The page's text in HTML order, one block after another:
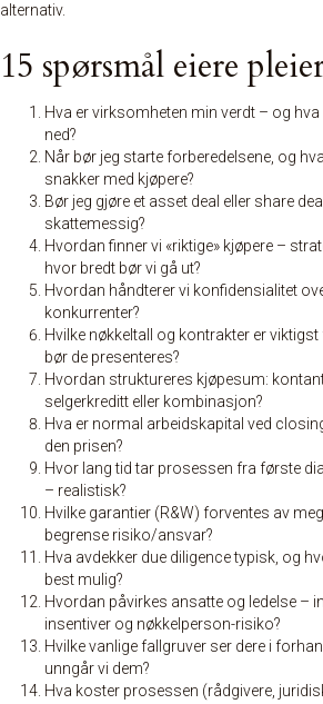
alternativ.
15 spørsmål eiere
Hva er virksomheten min verdt – og
ned?
Når bør jeg starte forberedelsene, og
snakker med kjøpere?
Bør jeg gjøre et asset deal eller share
skattemessig?
Hvordan finner vi «riktige» kjøpere –
hvor bredt bør vi gå ut?
Hvordan håndterer vi konfidensialitet
konkurrenter?
Hvilke nøkkeltall og kontrakter er
bør de presenteres?
Hvordan struktureres kjøpesum:
selgerkreditt eller kombinasjon?
Hva er normal arbeidskapital ved
den prisen?
Hvor lang tid tar prosessen fra første
– realistisk?
Hvilke garantier (R&W) forventes av
begrense risiko/ansvar?
Hva avdekker due diligence typisk, og
best mulig?
Hvordan påvirkes ansatte og ledelse –
insentiver og nøkkelperson-risiko?
Hvilke vanlige fallgruver ser dere i
unngår vi dem?
Hva koster prosessen (rådgivere,